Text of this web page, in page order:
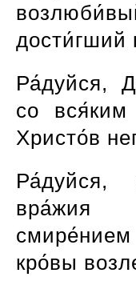
дости́гший
Ра́дуйся,
со
Христо́в
Ра́дуйся,
вра́жия
кро́вы